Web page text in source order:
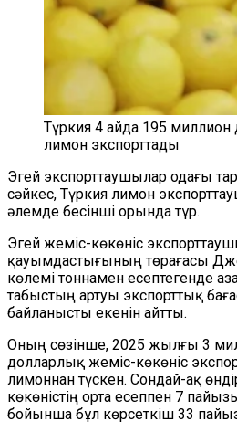
Түркия 4 айда 195 миллион
лимон экспорттады
Эгей экспорттаушылар одағы
сәйкес, Түркия лимон
әлемде бесінші орында тұр.
Эгей жеміс-көкөніс
қауымдастығының төрағасы
көлемі тоннамен есептегенде
табыстың артуы экспорттық
байланысты екенін айтты.
Оның сөзінше, 2025 жылғы 3
долларлық жеміс-көкөніс
лимоннан түскен. Сондай-ақ
көкөністің орта есеппен 7
бойынша бұл көрсеткіш 33